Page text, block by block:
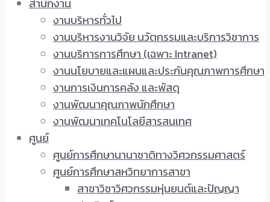
สำนักงาน
งานบริหารทั่วไป
งานบริหารงานวิจัย นวัตกรรมและบริการวิชาการ
งานบริการการศึกษา (เฉพาะ Intranet)
งานนโยบายและแผนและประกันคุณภาพการศึกษา
งานการเงินการคลัง และพัสดุ
งานพัฒนาคุณภาพนักศึกษา
งานพัฒนาเทคโนโลยีสารสนเทศ
ศูนย์
ศูนย์การศึกษานานาชาติทางวิศวกรรมศาสตร์
ศูนย์การศึกษาสหวิทยาการสาขา
สาขาวิชาวิศวกรรมหุ่นยนต์และปัญญา